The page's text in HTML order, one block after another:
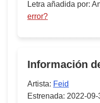
Letra añadida por:
error?
Información
Artista: Feid
Estrenada: 2022-09-